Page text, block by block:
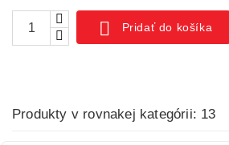
 Pridať do košíka
Produkty v rovnakej kategórii: 13